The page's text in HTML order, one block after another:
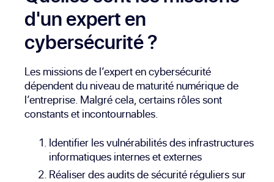
d'un expert en
cybersécurité ?
Les missions de l’expert en cybersécurité
dépendent du niveau de maturité numérique de
l’entreprise. Malgré cela, certains rôles sont
constants et incontournables.
Identifier les vulnérabilités des infrastructures
informatiques internes et externes
Réaliser des audits de sécurité réguliers sur